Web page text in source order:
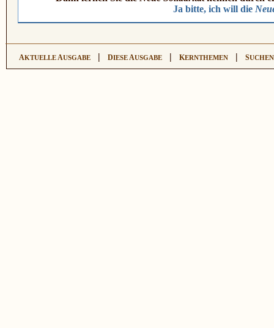
Ja bitte, ich will die
AKTUELLEAUSGABE | DIESEAUSGABE | KERNTHEMEN | SUCHEN